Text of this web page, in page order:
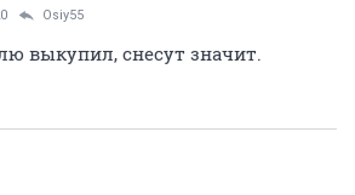
Osiy55
выкупил, снесут значит.